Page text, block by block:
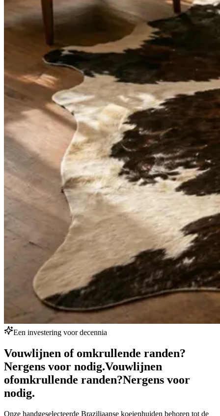
Een investering voor decennia
Vouwlijnen of omkrullende randen?
Nergens voor nodig.Vouwlijnen
ofomkrullende randen?Nergens voor
nodig.
Onze handgeselecteerde Braziliaanse koeienhuiden behoren tot de